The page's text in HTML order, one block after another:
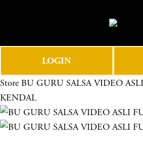
e
e
n
u
LOGIN
Store BU GURU SALSA VIDEO
KENDAL